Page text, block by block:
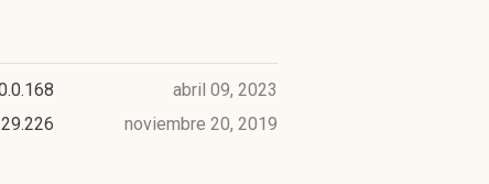
abril 09, 2023
noviembre 20, 2019